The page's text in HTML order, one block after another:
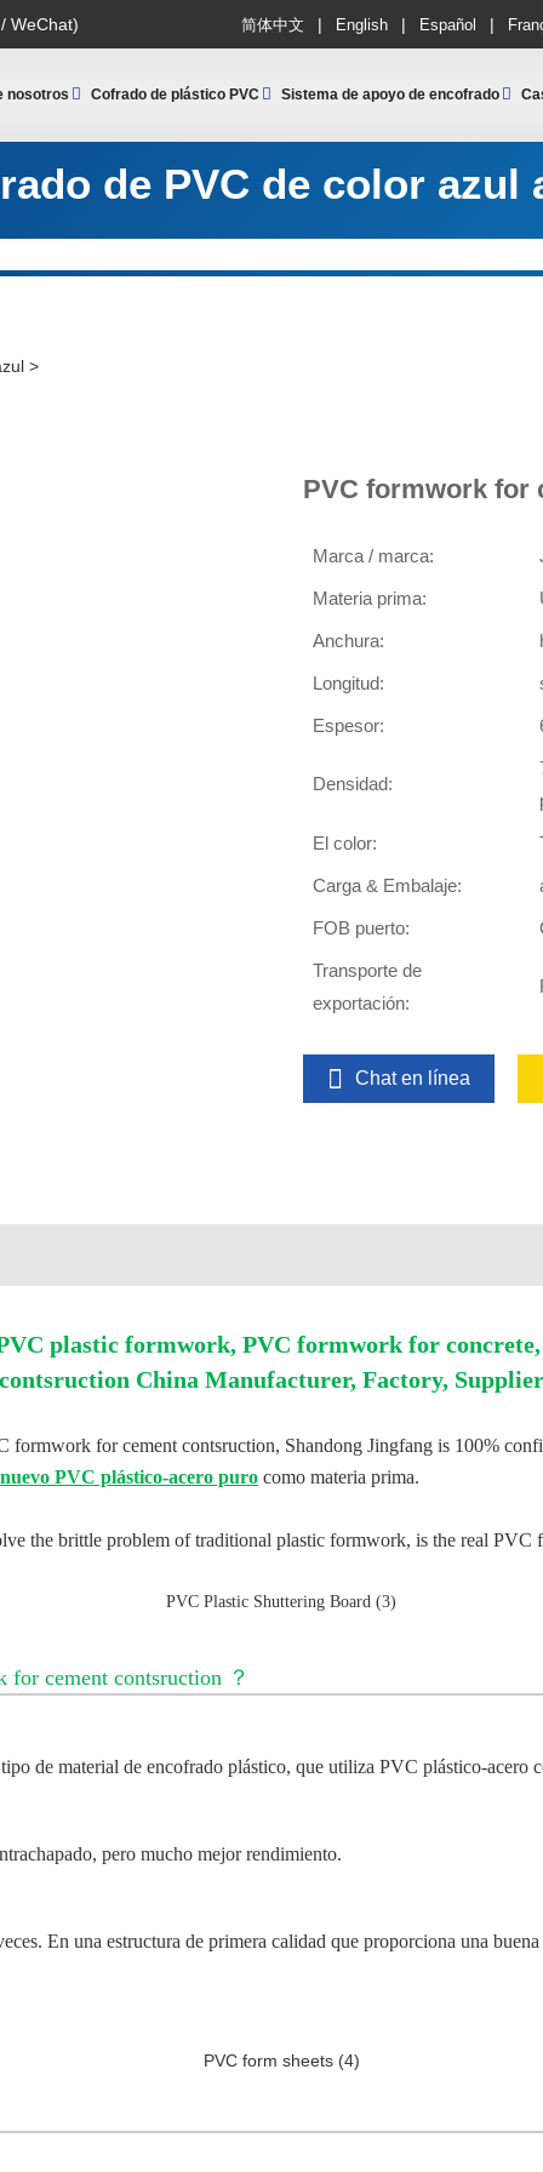
WeChat) 简体中文 | English | Español |
nosotros Cofrado de plástico PVC Sistema de apoyo de encofrado
de PVC de color azul
>
PVC formwork for
Marca / marca:
Materia prima:
Anchura:
Longitud:
Espesor:
Densidad:
El color:
Carga & Embalaje:
FOB puerto:
Transporte de
exportación:
Chat en línea
plastic formwork, PVC formwork for
contsruction China Manufacturer, Factory, Supplier
for cement contsruction, Shandong Jingfang is 100%
PVC plástico-acero puro como materia prima.
the brittle problem of traditional plastic formwork, is the real PVC
cement contsruction ？
de material de encofrado plástico, que utiliza PVC plástico-
pero mucho mejor rendimiento.
En una estructura de primera calidad que proporciona una